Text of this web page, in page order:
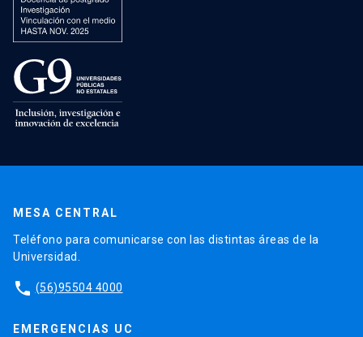
MESA CENTRAL
Teléfono para comunicarse con las distintas áreas de la
Universidad.
phone (56)95504 4000
EMERGENCIAS UC